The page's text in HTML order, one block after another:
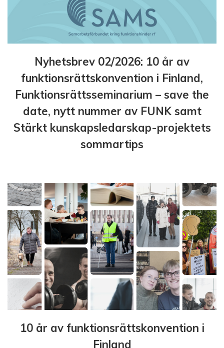
Nyhetsbrev 02/2026: 10 år av
funktionsrättskonvention i Finland,
Funktionsrättsseminarium – save the
date, nytt nummer av FUNK samt
Stärkt kunskapsledarskap-projektets
sommartips
10 år av funktionsrättskonvention i
Finland